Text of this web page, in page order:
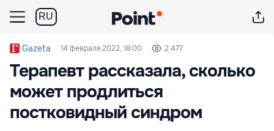
RU
Gazeta 14 февраля 2022, 18:00 2 477
Терапевт рассказала, сколько
может продлиться
постковидный синдром